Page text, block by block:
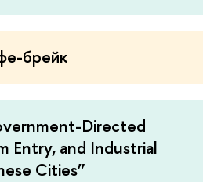
брейк
Directed
Entry, and Industrial
Cities”